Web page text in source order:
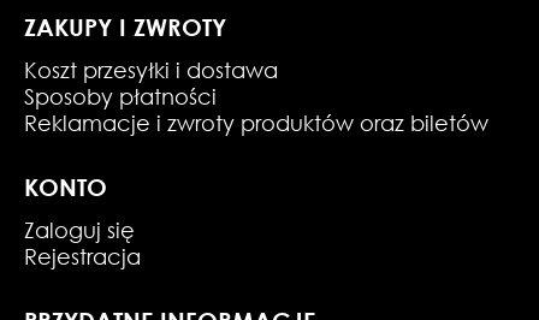
ZAKUPY I ZWROTY
Koszt przesyłki i dostawa
Sposoby płatności
Reklamacje i zwroty produktów oraz biletów
KONTO
Zaloguj się
Rejestracja